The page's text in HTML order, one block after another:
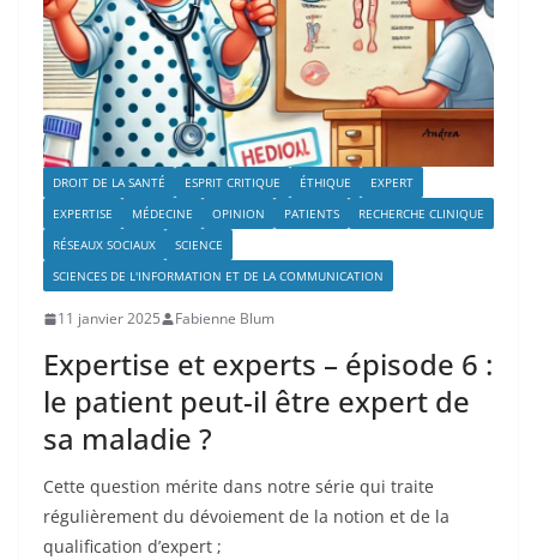
DROIT DE LA SANTÉ ESPRIT CRITIQUE ÉTHIQUE
EXPERT
EXPERTISE
MÉDECINE OPINION PATIENTS
RECHERCHE CLINIQUE
RÉSEAUX SOCIAUX
SCIENCE
SCIENCES DE L'INFORMATION ET DE LA COMMUNICATION
11 janvier 2025 Fabienne Blum
Expertise et experts – épisode 6 :
le patient peut-il être expert de
sa maladie ?
Cette question mérite dans notre série qui traite
régulièrement du dévoiement de la notion et de la
qualification d’expert ;